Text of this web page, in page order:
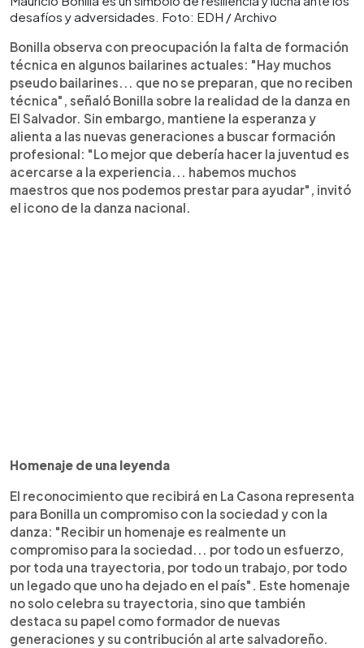
desafíos y adversidades. Foto: EDH / Archivo
Bonilla observa con preocupación la falta de formación
técnica en algunos bailarines actuales: "Hay muchos
pseudo bailarines... que no se preparan, que no reciben
técnica", señaló Bonilla sobre la realidad de la danza en
El Salvador. Sin embargo, mantiene la esperanza y
alienta a las nuevas generaciones a buscar formación
profesional: "Lo mejor que debería hacer la juventud es
acercarse a la experiencia... habemos muchos
maestros que nos podemos prestar para ayudar", invitó
el icono de la danza nacional.
Homenaje de una leyenda
El reconocimiento que recibirá en La Casona representa
para Bonilla un compromiso con la sociedad y con la
danza: "Recibir un homenaje es realmente un
compromiso para la sociedad... por todo un esfuerzo,
por toda una trayectoria, por todo un trabajo, por todo
un legado que uno ha dejado en el país". Este homenaje
no solo celebra su trayectoria, sino que también
destaca su papel como formador de nuevas
generaciones y su contribución al arte salvadoreño.